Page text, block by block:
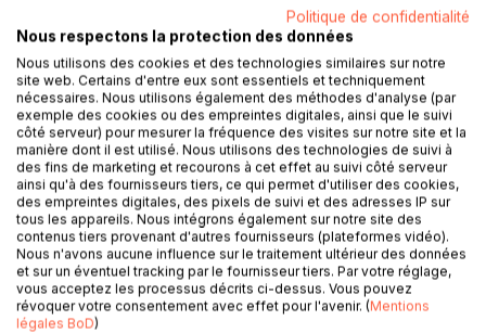
magie était intégrée dans tous les aspects de la vie
égyptienne, des cérémonies funéraires aux protections
contre les forces du mal. Ce livre éclaire le rôle des prêtres
et des magiciens, qui étaient des figures centrales dans la
société égyptienne, et explique comment leurs
connaissances ésotériques étaient transmises à travers les
générations. Moret ne se contente pas de décrire les
pratiques magiques, il analyse également leur signification
symbolique et culturelle, offrant ainsi une compréhension
approfondie de la mentalité égyptienne. Ce texte est une
ressource précieuse pour quiconque souhaite comprendre
l'importance de la magie dans l'Égypte ancienne, et son
influence durable sur notre perception de cette civilisation
énigmatique.
Politique de confidentialité
Nous respectons la protection des données
Nous utilisons des cookies et des technologies similaires sur notre
site web. Certains d'entre eux sont essentiels et techniquement
nécessaires. Nous utilisons également des méthodes d'analyse (par
exemple des cookies ou des empreintes digitales, ainsi que le suivi
côté serveur) pour mesurer la fréquence des visites sur notre site et la
manière dont il est utilisé. Nous utilisons des technologies de suivi à
des fins de marketing et recourons à cet effet au suivi côté serveur
ainsi qu'à des fournisseurs tiers, ce qui permet d'utiliser des cookies,
des empreintes digitales, des pixels de suivi et des adresses IP sur
tous les appareils. Nous intégrons également sur notre site des
contenus tiers provenant d'autres fournisseurs (plateformes vidéo).
Nous n'avons aucune influence sur le traitement ultérieur des données
et sur un éventuel tracking par le fournisseur tiers. Par votre réglage,
vous acceptez les processus décrits ci-dessus. Vous pouvez
révoquer votre consentement avec effet pour l'avenir. (Mentions
légales BoD)